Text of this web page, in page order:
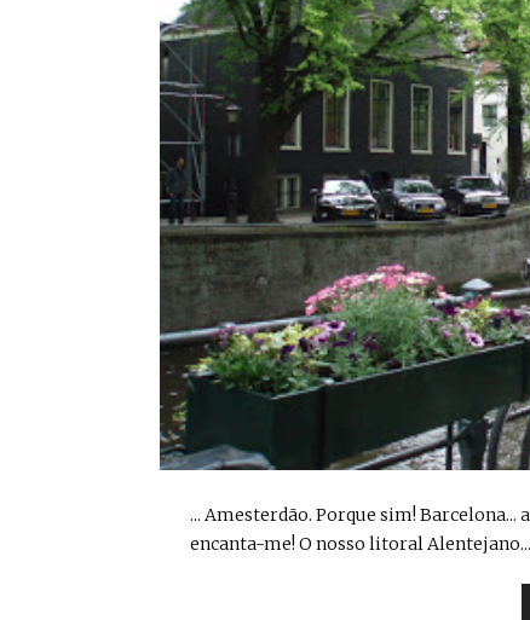
... Amesterdão. Porque sim!
encanta-me! O nosso litoral